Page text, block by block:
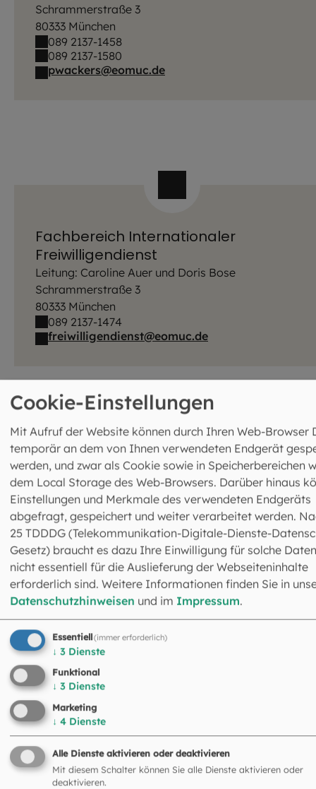
Schrammerstraße 3
80333 München
089 2137-1458
089 2137-1580
pwackers@eomuc.de
Fachbereich Internationaler
Freiwilligendienst
Leitung: Caroline Auer und Doris Bose
Schrammerstraße 3
80333 München
089 2137-1474
freiwilligendienst@eomuc.de
Caroline Auer
Fachbereichsleiterin
089 2137-1474
cauer@eomuc.de
Doris Bose
Fachbereichsleiterin
089 2137-2286
dbose@eomuc.de
Cookie-Einstellungen
Mit Aufruf der Website können durch Ihren Web-Browser
temporär an dem von Ihnen verwendeten Endgerät
werden, und zwar als Cookie sowie in Speicherbereichen
dem Local Storage des Web-Browsers. Darüber hinaus
Einstellungen und Merkmale des verwendeten Endgeräts
abgefragt, gespeichert und weiter verarbeitet werden.
25 TDDDG (Telekommunikation-Digitale-Dienste-
Gesetz) braucht es dazu Ihre Einwilligung für solche
nicht essentiell für die Auslieferung der Webseiteninhalte
erforderlich sind. Weitere Informationen finden Sie in
Datenschutzhinweisen und im Impressum.
Essentiell(immer erforderlich)
↓ 3 Dienste
Funktional
↓ 3 Dienste
Marketing
↓ 4 Dienste
Alle Dienste aktivieren oder deaktivieren
Mit diesem Schalter können Sie alle Dienste aktivieren oder
deaktivieren.